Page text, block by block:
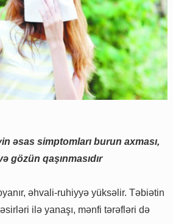
əsas simptomları burun axması,
gözün qaşınmasıdır
əhvali-ruhiyyə yüksəlir. Təbiətin
ilə yanaşı, mənfi tərəfləri də